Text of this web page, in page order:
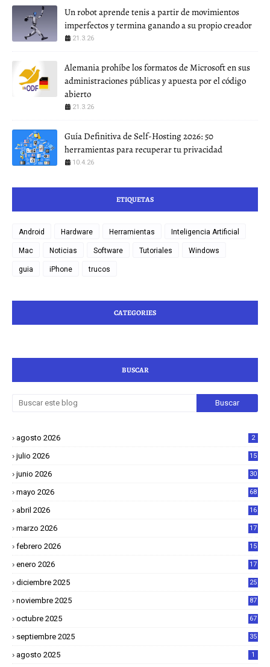
Un robot aprende tenis a partir de movimientos
imperfectos y termina ganando a su propio creador
21.3.26
Alemania prohíbe los formatos de Microsoft en sus
administraciones públicas y apuesta por el código
abierto
21.3.26
Guía Definitiva de Self-Hosting 2026: 50
herramientas para recuperar tu privacidad
10.4.26
ETIQUETAS
Android Hardware Herramientas Inteligencia Artificial
Mac Noticias Software Tutoriales Windows
guia iPhone trucos
CATEGORIES
BUSCAR
agosto 2026 2
julio 2026 15
junio 2026 30
mayo 2026 68
abril 2026
16
marzo 2026
17
febrero 2026
15
enero 2026
17
diciembre 2025
25
noviembre 2025 87
octubre 2025 67
septiembre 2025 35
agosto 2025 1